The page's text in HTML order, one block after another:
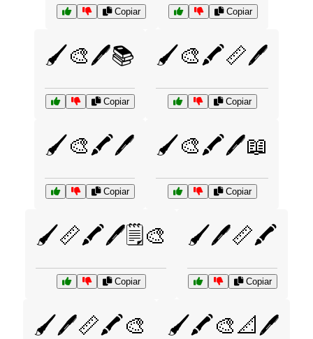
Copiar Copiar
🖌️🎨🖊️📚
Copiar
🖌️🎨🖍️📏🖊️
Copiar
🖌️🎨🖍️🖊️
Copiar
🖌️🎨🖍️🖊️📖
Copiar
🖌️📏🖍️🖊️🗒️🎨
Copiar
🖌️🖊️📏🖍️
Copiar
🖌️🖊️📏🖍️🎨 🖌️🖍️🎨📐🖊️